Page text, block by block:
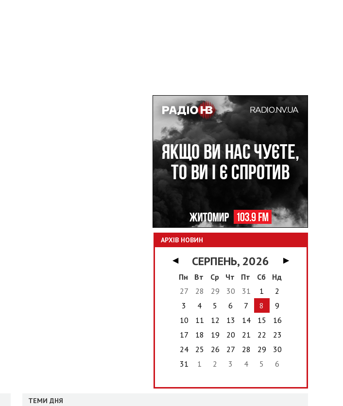
АРХІВ НОВИН
◀ СЕРПЕНЬ, 2026
▶
Пн
Вт Ср Чт Пт Сб
Нд
27
28 29 30 31 1
2
3
4 5 6 7 8
9
10
11 12 13 14 15
16
17
18 19 20 21 22
23
24
25 26 27 28 29
30
31
1 2 3 4 5 6
ТЕМИ ДНЯ